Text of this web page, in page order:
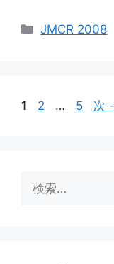
カ
ー
JMCR 2008
ペ
1
ペ
2 …
ペ
5 次
索: